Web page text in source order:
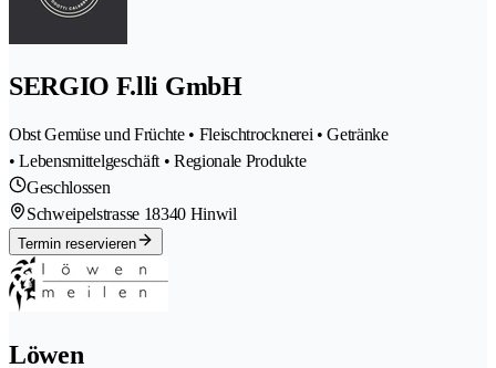
SERGIO F.lli GmbH
Obst Gemüse und Früchte • Fleischtrocknerei • Getränke
• Lebensmittelgeschäft • Regionale Produkte
Geschlossen
Schweipelstrasse 18340 Hinwil
Termin reservieren
Löwen